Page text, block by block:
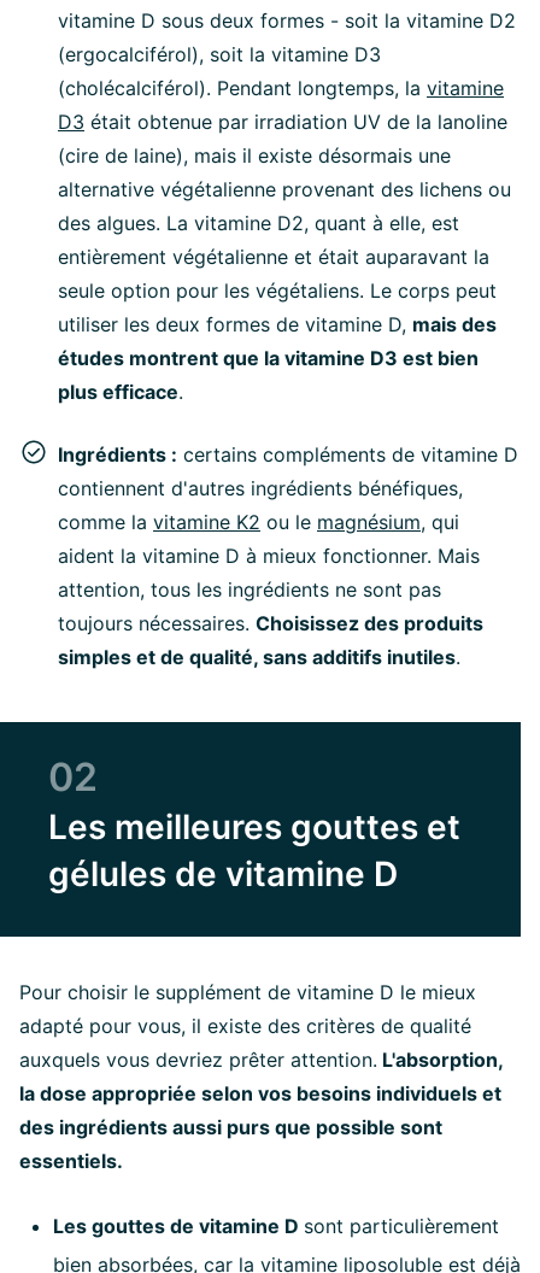
vitamine D sous deux formes - soit la vitamine D2
(ergocalciférol), soit la vitamine D3
(cholécalciférol). Pendant longtemps, la vitamine
D3 était obtenue par irradiation UV de la lanoline
(cire de laine), mais il existe désormais une
alternative végétalienne provenant des lichens ou
des algues. La vitamine D2, quant à elle, est
entièrement végétalienne et était auparavant la
seule option pour les végétaliens. Le corps peut
utiliser les deux formes de vitamine D, mais des
études montrent que la vitamine D3 est bien
plus efficace.
Ingrédients : certains compléments de vitamine D
contiennent d'autres ingrédients bénéfiques,
comme la vitamine K2 ou le magnésium, qui
aident la vitamine D à mieux fonctionner. Mais
attention, tous les ingrédients ne sont pas
toujours nécessaires. Choisissez des produits
simples et de qualité, sans additifs inutiles.
02
Les meilleures gouttes et
gélules de vitamine D
Pour choisir le supplément de vitamine D le mieux
adapté pour vous, il existe des critères de qualité
auxquels vous devriez prêter attention. L'absorption,
la dose appropriée selon vos besoins individuels et
des ingrédients aussi purs que possible sont
essentiels.
Les gouttes de vitamine D sont particulièrement
bien absorbées, car la vitamine liposoluble est déjà